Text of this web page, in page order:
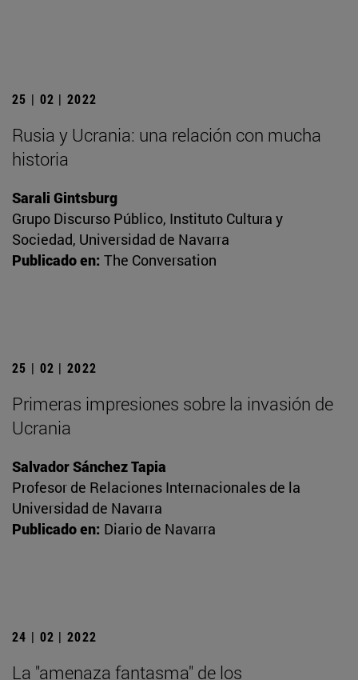
25 | 02 | 2022
Rusia y Ucrania: una relación con mucha
historia
Sarali Gintsburg
Grupo Discurso Público, Instituto Cultura y
Sociedad, Universidad de Navarra
Publicado en: The Conversation
25 | 02 | 2022
Primeras impresiones sobre la invasión de
Ucrania
Salvador Sánchez Tapia
Profesor de Relaciones Internacionales de la
Universidad de Navarra
Publicado en: Diario de Navarra
24 | 02 | 2022
La "amenaza fantasma" de los